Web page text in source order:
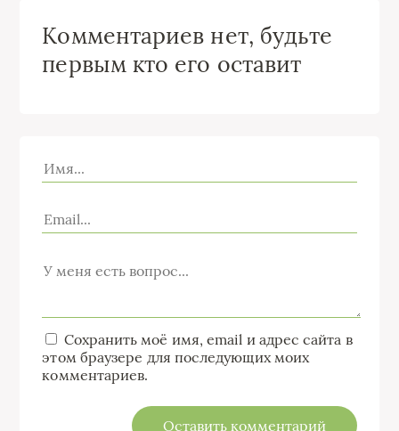
Комментариев нет, будьте
первым кто его оставит
Сохранить моё имя, email и адрес сайта в
этом браузере для последующих моих
комментариев.